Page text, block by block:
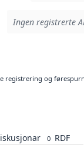
Ingen registrerte
registrering og
0 RDF